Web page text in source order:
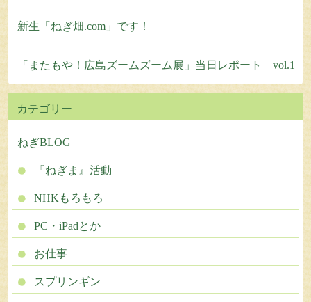
新生「ねぎ畑.com」です！
「またもや！広島ズームズーム展」当日レポート vol.1
カテゴリー
ねぎBLOG
『ねぎま』活動
NHKもろもろ
PC・iPadとか
お仕事
スプリンギン